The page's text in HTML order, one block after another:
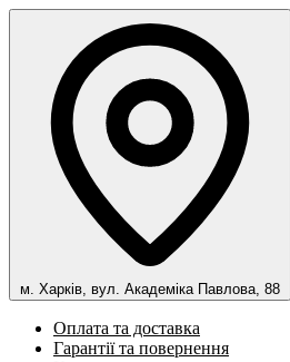
м. Харків, вул. Академіка Павлова, 88
Оплата та доставка
Гарантії та повернення